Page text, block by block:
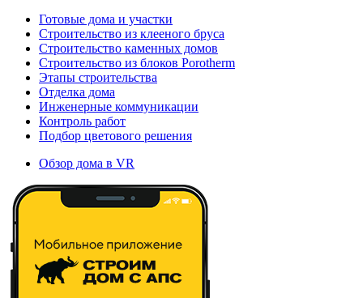
Готовые дома и участки
Строительство из клееного бруса
Строительство каменных домов
Строительство из блоков Porotherm
Этапы строительства
Отделка дома
Инженерные коммуникации
Контроль работ
Подбор цветового решения
Обзор дома в VR